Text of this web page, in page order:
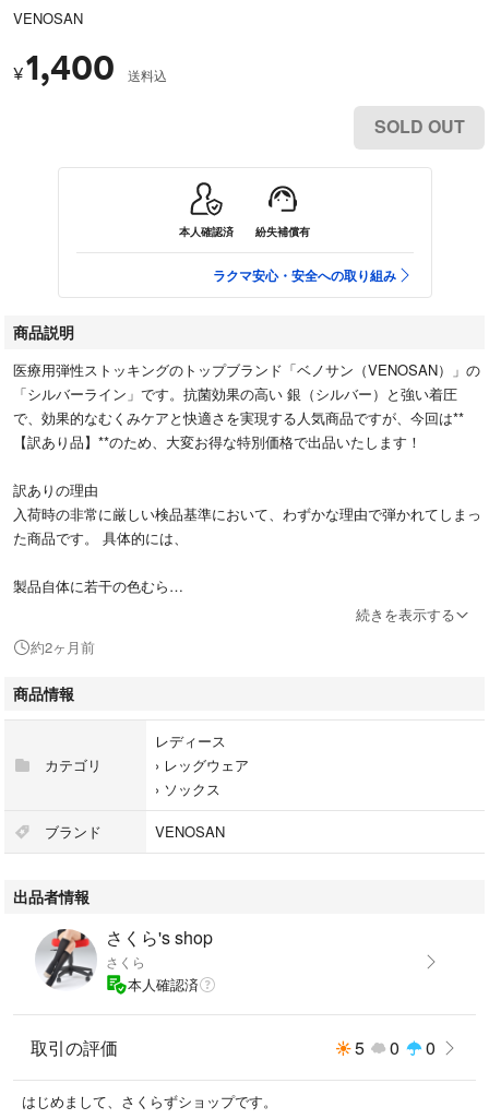
VENOSAN
¥1,400 送料込
SOLD OUT
本人確認済 紛失補償有
ラクマ安心・安全への取り組み
商品説明
医療用弾性ストッキングのトップブランド「ベノサン（VENOSAN）」の
「シルバーライン」です。抗菌効果の高い 銀（シルバー）と強い着圧
で、効果的なむくみケアと快適さを実現する人気商品ですが、今回は**
【訳あり品】**のため、大変お得な特別価格で出品いたします！
訳ありの理由
入荷時の非常に厳しい検品基準において、わずかな理由で弾かれてしまっ
た商品です。 具体的には、
製品自体に若干の色むら
す。
しかし、中身は全て**【完全未使用品】**であり、着用や着圧機能には全
く問題がありません。 「見た目はあまり気にしないから、高品質なもの
商品特徴
効果的な着圧: スイスの確かな技術で、足の疲れやむくみをスッキリサポ
ートします。
防臭効果を発揮。一日中快適に過ごせます。
高級感: 通常の着圧ソックスよりもワンランク上の履き心地です。
商品詳細
ブランド：VENOSAN（ベノサン）
商品名：Silverline（シルバーライン）Lady
続きを表示する
約2ヶ月前
商品情報
カテゴリ
レディース
› レッグウェア
› ソックス
ブランド VENOSAN
出品者情報
さくら's shop
さくら
本人確認済
取引の評価 5 0 0
はじめまして、さくらずショップです。